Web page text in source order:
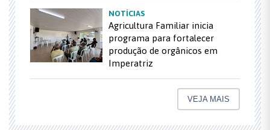
NOTÍCIAS
Agricultura Familiar inicia
programa para fortalecer
produção de orgânicos em
Imperatriz
VEJA MAIS